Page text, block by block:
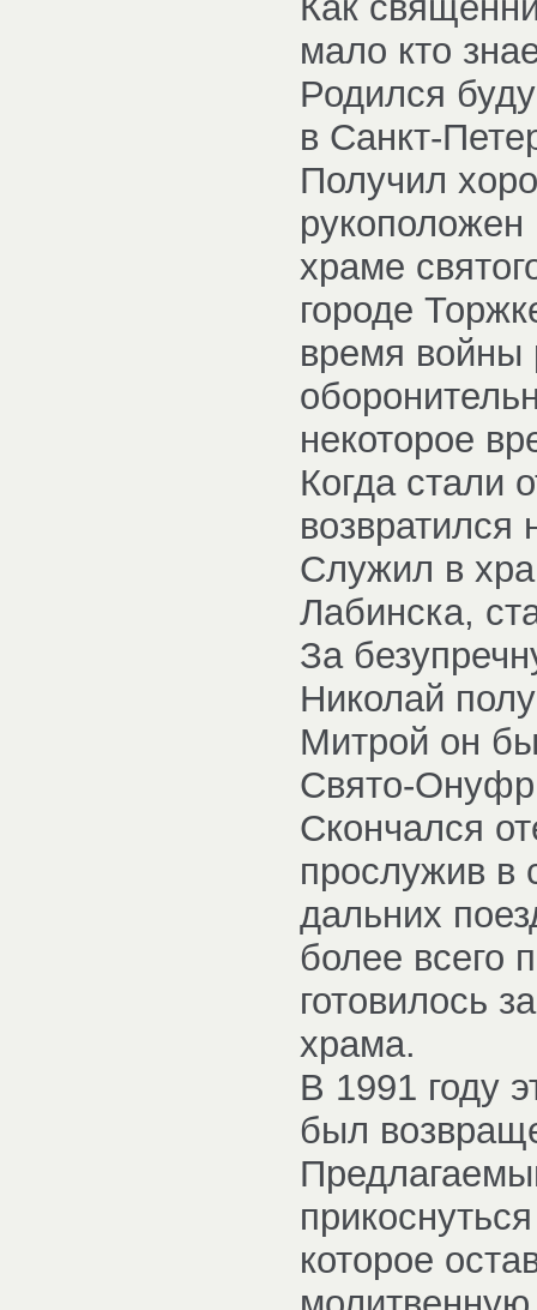
мало кто
Родился
в Санкт-
Получил
храме
городе
время войны
некоторое
Когда стали
возвратился
Служил в
Лабинска,
За
Николай
Митрой он
Свято-
Скончался
прослужив в
дальних
более всего
готовилось
храма.
В 1991 году
был
которое